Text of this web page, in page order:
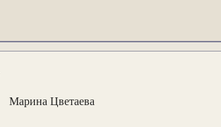
Марина Цветаева